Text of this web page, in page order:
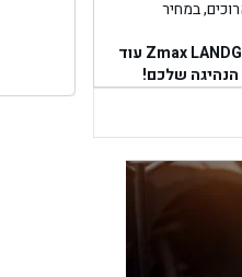
במחיר
הזמינו את צמיג ה-Zmax LANDGEMA עוד
הנהיגה שלכם!